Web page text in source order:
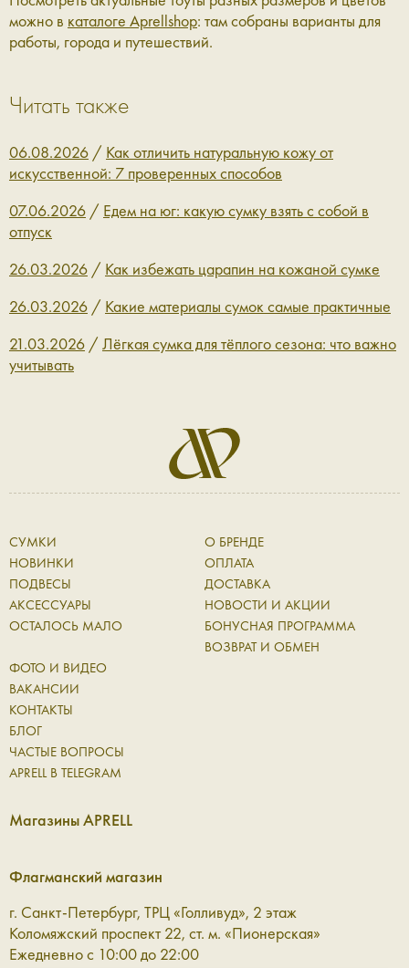
можно в каталоге Aprellshop: там собраны варианты для
работы, города и путешествий.
Читать также
06.08.2026 / Как отличить натуральную кожу от
искусственной: 7 проверенных способов
07.06.2026 / Едем на юг: какую сумку взять с собой в
отпуск
26.03.2026 / Как избежать царапин на кожаной сумке
26.03.2026 / Какие материалы сумок самые практичные
21.03.2026 / Лёгкая сумка для тёплого сезона: что важно
учитывать
СУМКИ
НОВИНКИ
ПОДВЕСЫ
АКСЕССУАРЫ
ОСТАЛОСЬ МАЛО
О БРЕНДЕ
ОПЛАТА
ДОСТАВКА
НОВОСТИ И АКЦИИ
БОНУСНАЯ ПРОГРАММА
ВОЗВРАТ И ОБМЕН
ФОТО И ВИДЕО
ВАКАНСИИ
КОНТАКТЫ
БЛОГ
ЧАСТЫЕ ВОПРОСЫ
APRELL В TELEGRAM
Магазины APRELL
Флагманский магазин
г. Санкт-Петербург, ТРЦ «Голливуд», 2 этаж
Коломяжский проспект 22, ст. м. «Пионерская»
Ежедневно с 10:00 до 22:00